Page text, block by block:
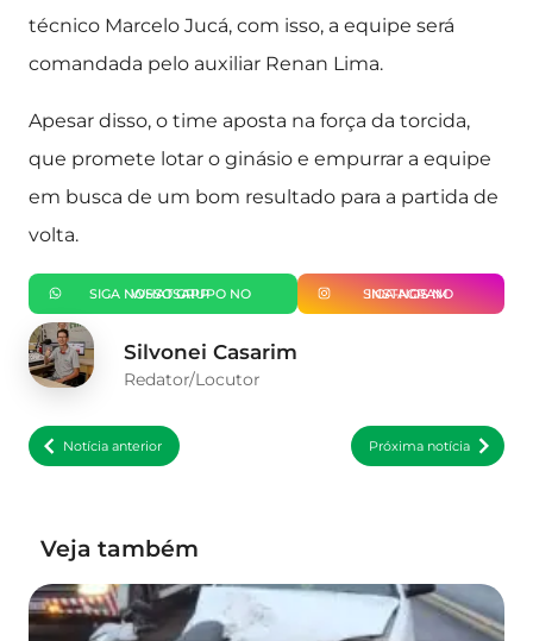
técnico Marcelo Jucá, com isso, a equipe será
comandada pelo auxiliar Renan Lima.
Apesar disso, o time aposta na força da torcida,
que promete lotar o ginásio e empurrar a equipe
em busca de um bom resultado para a partida de
volta.
SIGA NOSSO GRUPO NO WHATSAPP SIGA-NOS NO INSTAGRAM
Silvonei Casarim
Redator/Locutor
Notícia anterior Próxima notícia
Veja também